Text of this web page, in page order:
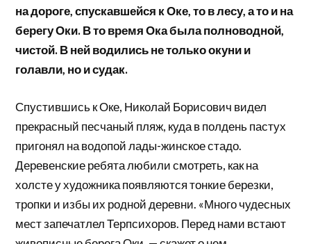
на дороге, спускавшейся к Оке, то в лесу, а то и на
берегу Оки. В то время Ока была полноводной,
чистой. В ней водились не только окуни и
голавли, но и судак.
Спустившись к Оке, Николай Борисович видел
прекрасный песчаный пляж, куда в полдень пастух
пригонял на водопой лады-жинское стадо.
Деревенские ребята любили смотреть, как на
холсте у художника появляются тонкие березки,
тропки и избы их родной деревни. «Много чудесных
мест запечатлел Терпсихоров. Перед нами встают